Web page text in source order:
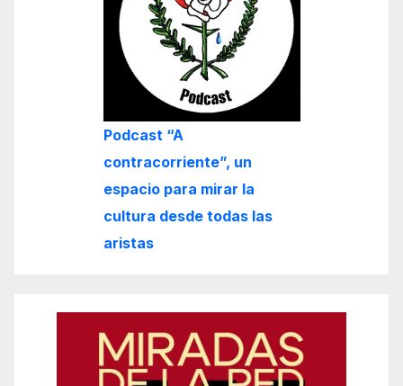
Podcast “A
contracorriente”, un
espacio para mirar la
cultura desde todas las
aristas